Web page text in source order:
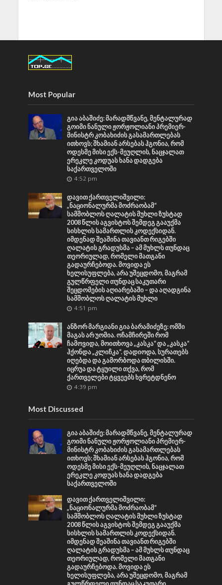
Most Popular
გია აბაშიძე: მარადმწვანე, მენტალურად
გოიმი ნანული ჟორჟოლიანი პრემიერ-
მინისტრ კობახიძის გასამართლებას
ითხოვს; შხამიან არსებას ჰგონია, რომ
ოდესმე მისი ექს-მეუღლის, ნაცჯალათ
ერეკლე კოდუას ხანა დადგება
საქართველოში
4:52 pm
დავით ქართველიშვილი:
„ნაციონალურმა მოძრაობამ“
სამშობლოს ღალატის მუხლი ზუსტად
2008 წლის აგვისტოს შემდეგ გააუქმა
სისხლის სამართლის კოდექსიდან.
იმდენად შეაშინა თავიანთ რიგებში
ღალატის გრადუსმა – ამ მუხლს თუნდაც
თეორიულად, რომელი მათგანი
გადაურჩებოდა. მოვიდა ეს
ხელისუფლება, არა უშეცდომო, მაგრამ
გულწრფელი თუნდაც საკუთარი
შეცდომების აღიარებაში – და აღადგინა
სამშობლოს ღალატის მუხლი
4:51 pm
ანზორ მარგიანი გია ბარამიძეზე: ომში
მაგას არ უომია. ოჩამჩირეში რომ
ჩამოვიდა, მოითხოვა „კასკა“ და „კასკა“
ჰქონდა „კლიჩკა“. დადიოდა, სურათებს
იღებდა და გამორბოდა თბილისში.
იცრუა და ტყუილი თქვა, რომ
ქართველები ტყვეებს ხვრეტდნენო
4:39 pm
Most Discussed
გია აბაშიძე: მარადმწვანე, მენტალურად
გოიმი ნანული ჟორჟოლიანი პრემიერ-
მინისტრ კობახიძის გასამართლებას
ითხოვს; შხამიან არსებას ჰგონია, რომ
ოდესმე მისი ექს-მეუღლის, ნაცჯალათ
ერეკლე კოდუას ხანა დადგება
საქართველოში
დავით ქართველიშვილი:
„ნაციონალურმა მოძრაობამ“
სამშობლოს ღალატის მუხლი ზუსტად
2008 წლის აგვისტოს შემდეგ გააუქმა
სისხლის სამართლის კოდექსიდან.
იმდენად შეაშინა თავიანთ რიგებში
ღალატის გრადუსმა – ამ მუხლს თუნდაც
თეორიულად, რომელი მათგანი
გადაურჩებოდა. მოვიდა ეს
ხელისუფლება, არა უშეცდომო, მაგრამ